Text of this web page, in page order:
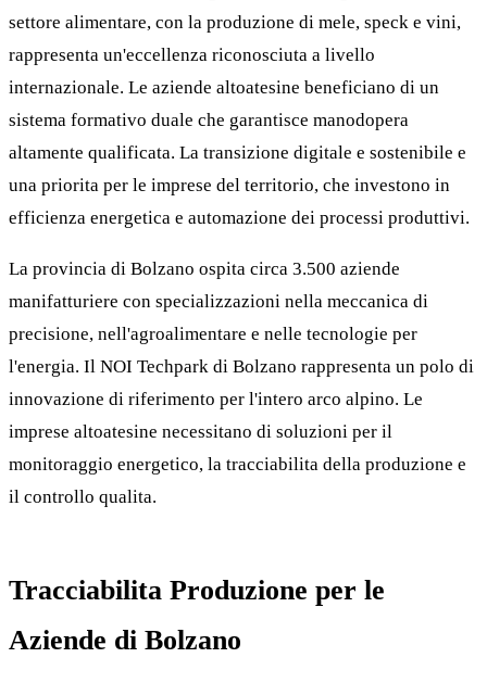
settore alimentare, con la produzione di mele, speck e vini,
rappresenta un'eccellenza riconosciuta a livello
internazionale. Le aziende altoatesine beneficiano di un
sistema formativo duale che garantisce manodopera
altamente qualificata. La transizione digitale e sostenibile e
una priorita per le imprese del territorio, che investono in
efficienza energetica e automazione dei processi produttivi.
La provincia di Bolzano ospita circa 3.500 aziende
manifatturiere con specializzazioni nella meccanica di
precisione, nell'agroalimentare e nelle tecnologie per
l'energia. Il NOI Techpark di Bolzano rappresenta un polo di
innovazione di riferimento per l'intero arco alpino. Le
imprese altoatesine necessitano di soluzioni per il
monitoraggio energetico, la tracciabilita della produzione e
il controllo qualita.
Tracciabilita Produzione per le
Aziende di Bolzano